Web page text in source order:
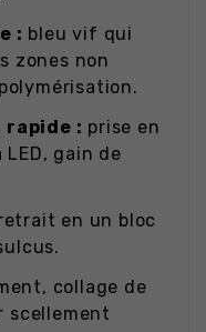
: bleu vif qui
zones non
: prise en
gain de
en un bloc
collage de
scellement